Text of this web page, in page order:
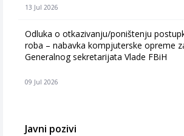
13 Jul 2026
Odluka o otkazivanju/poništenju
roba – nabavka kompjuterske opreme
Generalnog sekretarijata Vlade FBiH
09 Jul 2026
Javni pozivi